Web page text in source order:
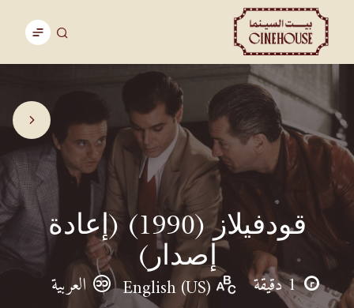
قودفيلاز (1990) (إعادة
إصدار)
1 دقيقة English (US) العربية